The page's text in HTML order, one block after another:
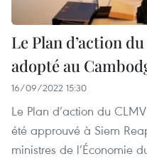
Le Plan d’action
adopté au
16/09/2022 15:30
Le Plan d’action du
été approuvé à Siem
ministres de l’Économie